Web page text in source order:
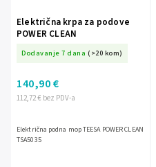
Električna krpa za podove
POWER CLEAN
Dodavanje 7 dana (>20 kom)
112,72 € bez PDV-a
140,90 €
Električna podna mop TEESA POWER CLEAN
TSA5035